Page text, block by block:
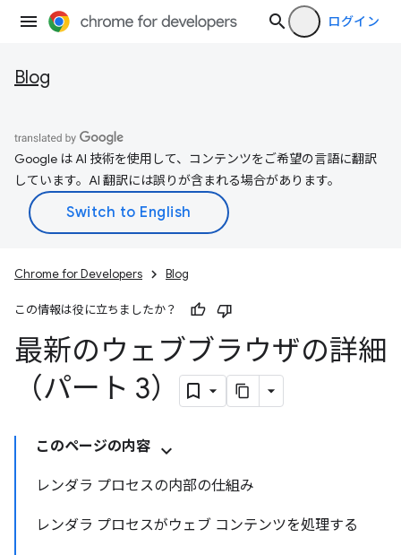
ログイン
Blog
Google は AI 技術を使用して、コンテンツをご希望の言語に翻訳
しています。AI 翻訳には誤りが含まれる場合があります。
Chrome for Developers Blog
この情報は役に立ちましたか？
最新のウェブブラウザの詳細
（パート 3）
このページの内容
レンダラ プロセスの内部の仕組み
レンダラ プロセスがウェブ コンテンツを処理する